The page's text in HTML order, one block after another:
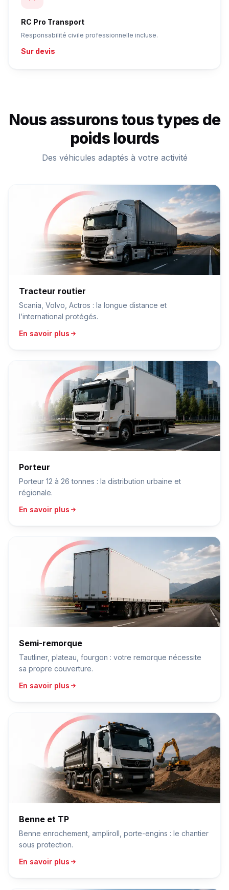
RC Pro Transport
Responsabilité civile professionnelle incluse.
Sur devis
Nous assurons tous types de
poids lourds
Des véhicules adaptés à votre activité
Tracteur routier
Scania, Volvo, Actros : la longue distance et
l’international protégés.
En savoir plus
Porteur
Porteur 12 à 26 tonnes : la distribution urbaine et
régionale.
En savoir plus
Semi-remorque
Tautliner, plateau, fourgon : votre remorque nécessite
sa propre couverture.
En savoir plus
Benne et TP
Benne enrochement, ampliroll, porte-engins : le chantier
sous protection.
En savoir plus